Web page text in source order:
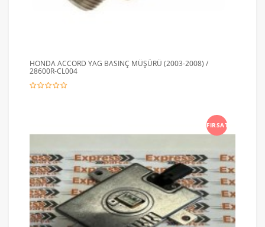
HONDA ACCORD YAG BASINÇ MÜŞÜRÜ (2003-2008) /
28600R-CL004
FIRSAT